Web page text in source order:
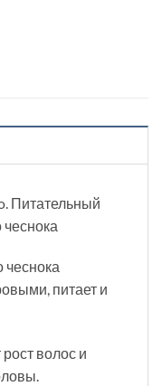
Питательный
чеснока
чеснока
питает и
волос и